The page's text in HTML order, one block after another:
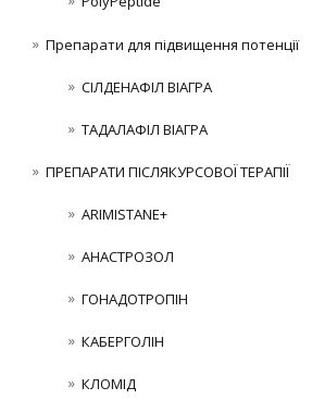
Препарати для підвищення потенції
СІЛДЕНАФІЛ ВІАГРА
ТАДАЛАФІЛ ВІАГРА
ПРЕПАРАТИ ПІСЛЯКУРСОВОЇ ТЕРАПІЇ
ARIMISTANE+
АНАСТРОЗОЛ
ГОНАДОТРОПІН
КАБЕРГОЛІН
КЛОМІД